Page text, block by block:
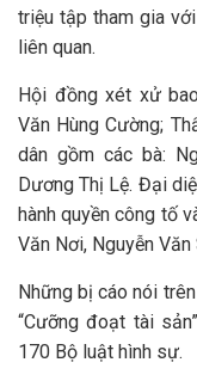
triệu tập tham gia
liên quan.
Hội đồng xét xử
Văn Hùng Cường;
dân gồm các bà:
Dương Thị Lệ. Đại
hành quyền công tố
Văn Nơi, Nguyễn Văn
Những bị cáo nói
“Cưỡng đoạt tài
170 Bộ luật hình sự.